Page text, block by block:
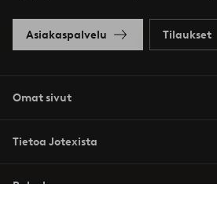
Asiakaspalvelu Tilaukset
Omat sivut
Tietoa Jotexista
Palvelumme